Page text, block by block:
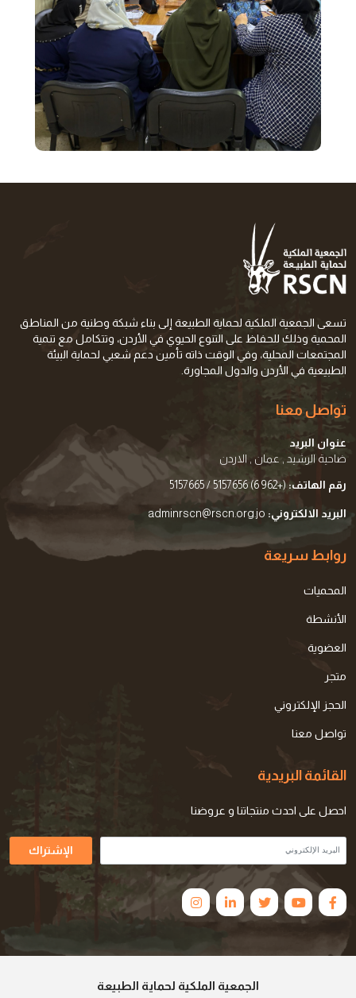
تسعى الجمعية الملكية لحماية الطبيعة إلى بناء شبكة وطنية من المناطق
المحمية وذلك للحفاظ على التنوع الحيوي في الأردن، وتتكامل مع تنمية
المجتمعات المحلية، وفي الوقت ذاته تأمين دعم شعبي لحماية البيئة
الطبيعية في الأردن والدول المجاورة.
تواصل معنا
عنوان البريد
ضاحية الرشيد , عمان , الاردن
رقم الهاتف: (+962 6) 5157656 / 5157665
البريد الالكتروني: adminrscn@rscn.org.jo
روابط سريعة
المحميات
الأنشطة
العضوية
متجر
الحجز الإلكتروني
تواصل معنا
القائمة البريدية
احصل على احدث منتجاتنا و عروضنا
الإشتراك
الجمعية الملكية لحماية الطبيعة